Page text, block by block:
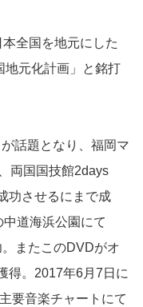
全国を地元にした
地元化計画」と銘打
話題となり、福岡マ
両国国技館2days
功させるにまで成
道海浜公園にて
またこのDVDがオ
得。2017年6月7日に
要音楽チャートにて